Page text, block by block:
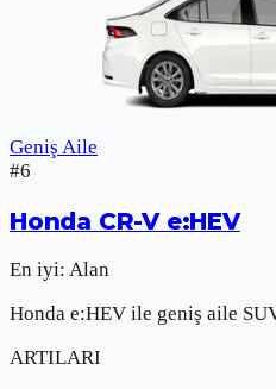
Geniş Aile
#6
Honda CR-V e:HEV
En iyi: Alan
Honda e:HEV ile geniş aile
ARTILARI